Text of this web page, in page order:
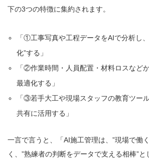
下の3つの特徴に集約されます。
「①工事写真や工程データをAIで分析し
化”する」
「②作業時間・人員配置・材料ロスなど
最適化する」
「③若手大工や現場スタッフの教育ツー
共有に活用する」
一言で言うと、「AI施工管理は、”現場で働
く、”熟練者の判断をデータで支える相棒”